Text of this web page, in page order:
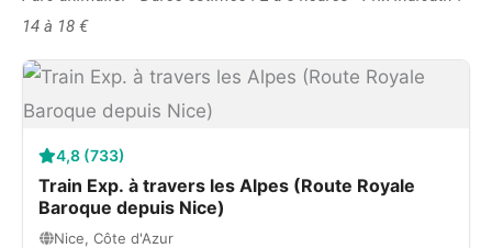
14 à 18 €
4,8 (733)
Train Exp. à travers les Alpes (Route Royale
Baroque depuis Nice)
Nice, Côte d'Azur